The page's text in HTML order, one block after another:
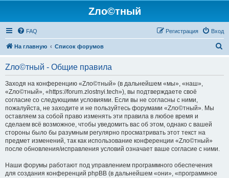
Zло©тный
FAQ Вход
Регистрация
На главную Список форумов
Zло©тный - Общие правила
Заходя на конференцию «Zло©тный» (в дальнейшем «мы», «наш»,
«Zло©тный», «https://forum.zlostnyi.tech»), вы подтверждаете своё
согласие со следующими условиями. Если вы не согласны с ними,
пожалуйста, не заходите и не пользуйтесь форумами «Zло©тный». Мы
оставляем за собой право изменять эти правила в любое время и
сделаем всё возможное, чтобы уведомить вас об этом, однако с вашей
стороны было бы разумным регулярно просматривать этот текст на
предмет изменений, так как использование конференции «Zло©тный»
после обновления/исправления условий означает ваше согласие с ними.
Наши форумы работают под управлением программного обеспечения
для создания конференций phpBB (в дальнейшем «они», «программное